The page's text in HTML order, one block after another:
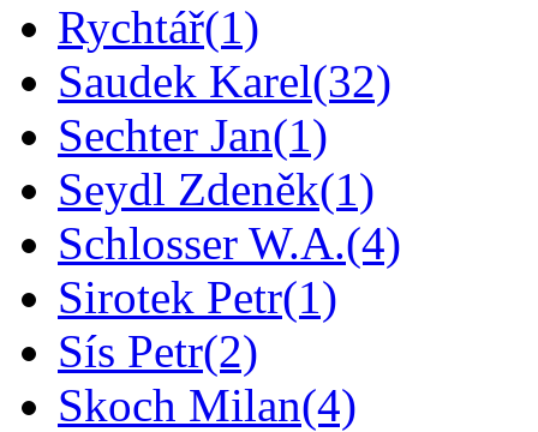
Rychtář(1)
Saudek Karel(32)
Sechter Jan(1)
Seydl Zdeněk(1)
Schlosser W.A.(4)
Sirotek Petr(1)
Sís Petr(2)
Skoch Milan(4)